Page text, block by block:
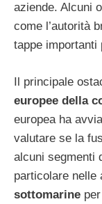
aziende. Alcuni
come l’autorità
tappe importanti
Il principale
europee della
europea ha
valutare se la
alcuni segmenti
particolare nelle
sottomarine